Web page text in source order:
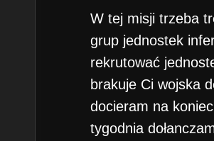
W tej misji trzeba
grup jednostek
rekrutować
brakuje Ci wojska
docieram na
tygodnia